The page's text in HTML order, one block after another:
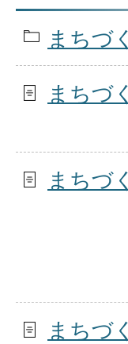
まちづ
まちづ
まちづ
まちづ